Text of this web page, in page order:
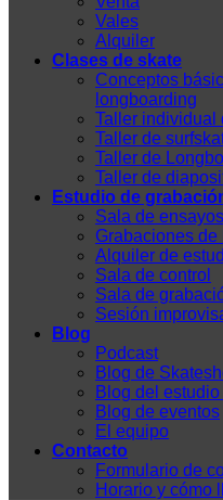
Vales
Alquiler
Clases de skate
Conceptos
longboarding
Taller individual
Taller de
Taller de
Taller de
Estudio de
Sala de ensayos
Grabaciones de
Alquiler de
Sala de control
Sala de
Sesión
Blog
Podcast
Blog de
Blog del
Blog de eventos
El equipo
Contacto
Formulario de
Horario y cómo